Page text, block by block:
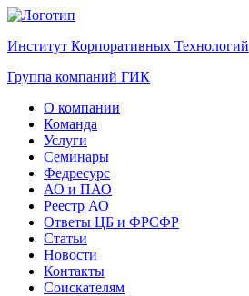
Институт Корпоративных Технологий
Группа компаний ГИК
О компании
Команда
Услуги
Семинары
Федресурс
АО и ПАО
Реестр АО
Ответы ЦБ и ФРСФР
Статьи
Новости
Контакты
Соискателям